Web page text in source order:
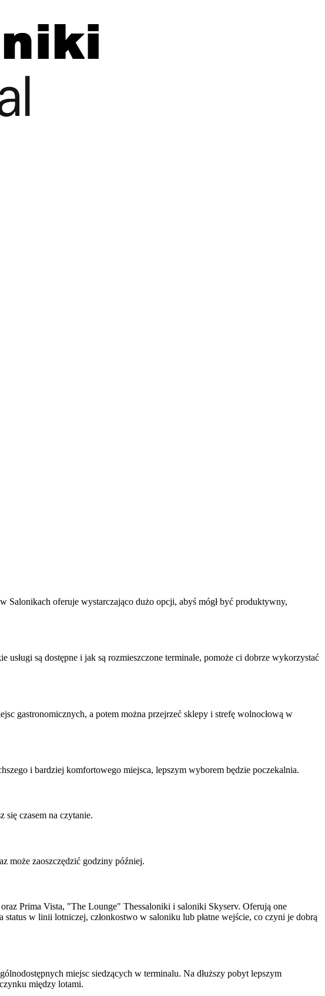
oferuje wystarczająco dużo opcji, abyś mógł być produktywny,
są dostępne i jak są rozmieszczone terminale, pomoże ci dobrze wykorzystać
gastronomicznych, a potem można przejrzeć sklepy i strefę wolnocłową w
i bardziej komfortowego miejsca, lepszym wyborem będzie poczekalnia.
się czasem na czytanie.
może zaoszczędzić godziny później.
Prima Vista, "The Lounge" Thessaloniki i saloniki Skyserv. Oferują one
w linii lotniczej, członkostwo w saloniku lub płatne wejście, co czyni je dobrą
miejsc siedzących w terminalu. Na dłuższy pobyt lepszym
między lotami.